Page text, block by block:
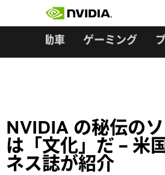
自動車 ゲーミング
NVIDIA の秘伝の
は「文化」だ – 米
ネス誌が紹介